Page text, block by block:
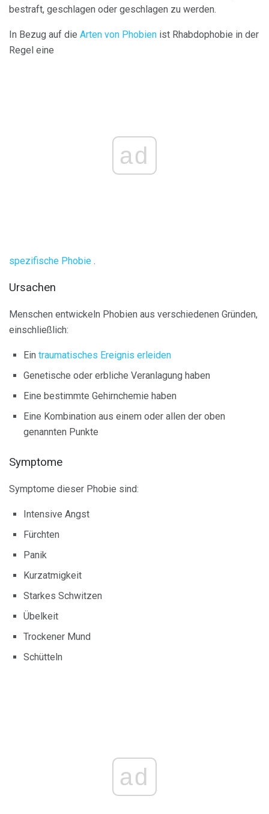
bestraft, geschlagen oder geschlagen zu werden.
In Bezug auf die Arten von Phobien ist Rhabdophobie in der
Regel eine
ad
spezifische Phobie .
Ursachen
Menschen entwickeln Phobien aus verschiedenen Gründen,
einschließlich:
Ein traumatisches Ereignis erleiden
Genetische oder erbliche Veranlagung haben
Eine bestimmte Gehirnchemie haben
Eine Kombination aus einem oder allen der oben
genannten Punkte
Symptome
Symptome dieser Phobie sind:
Intensive Angst
Fürchten
Panik
Kurzatmigkeit
Starkes Schwitzen
Übelkeit
Trockener Mund
Schütteln
ad